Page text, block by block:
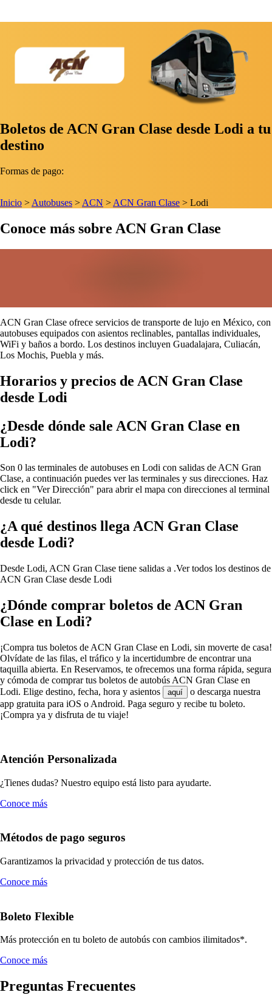
Boletos de ACN Gran Clase desde Lodi a tu
destino
Formas de pago:
Inicio > Autobuses > ACN > ACN Gran Clase > Lodi
Conoce más sobre ACN Gran Clase
ACN Gran Clase ofrece servicios de transporte de lujo en México, con
autobuses equipados con asientos reclinables, pantallas individuales,
WiFi y baños a bordo. Los destinos incluyen Guadalajara, Culiacán,
Los Mochis, Puebla y más.
Horarios y precios de ACN Gran Clase
desde Lodi
¿Desde dónde sale ACN Gran Clase en
Lodi?
Son 0 las terminales de autobuses en Lodi con salidas de ACN Gran
Clase, a continuación puedes ver las terminales y sus direcciones. Haz
click en "Ver Dirección" para abrir el mapa con direcciones al terminal
desde tu celular.
¿A qué destinos llega ACN Gran Clase
desde Lodi?
Desde Lodi, ACN Gran Clase tiene salidas a .Ver todos los destinos de
ACN Gran Clase desde Lodi
¿Dónde comprar boletos de ACN Gran
Clase en Lodi?
¡Compra tus boletos de ACN Gran Clase en Lodi, sin moverte de casa!
Olvídate de las filas, el tráfico y la incertidumbre de encontrar una
taquilla abierta. En Reservamos, te ofrecemos una forma rápida, segura
y cómoda de comprar tus boletos de autobús ACN Gran Clase en
Lodi. Elige destino, fecha, hora y asientos
aquí
o descarga nuestra
app gratuita para iOS o Android. Paga seguro y recibe tu boleto.
¡Compra ya y disfruta de tu viaje!
Atención Personalizada
¿Tienes dudas? Nuestro equipo está listo para ayudarte.
Conoce más
Métodos de pago seguros
Garantizamos la privacidad y protección de tus datos.
Conoce más
Boleto Flexible
Más protección en tu boleto de autobús con cambios ilimitados*.
Conoce más
Preguntas Frecuentes